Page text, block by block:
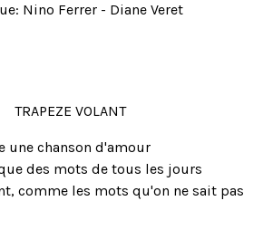
Nino Ferrer - Diane Veret
TRAPEZE VOLANT
une chanson d'amour
des mots de tous les jours
comme les mots qu'on ne sait pas